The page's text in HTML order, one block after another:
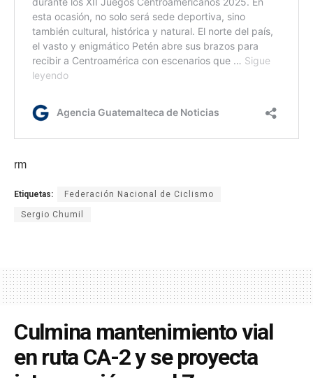
rm
Etiquetas: Federación Nacional de Ciclismo
Sergio Chumil
Culmina mantenimiento vial
en ruta CA-2 y se proyecta